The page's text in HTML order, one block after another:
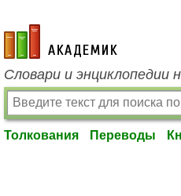
academic.ru
Словари и энциклопедии
Толкования Переводы